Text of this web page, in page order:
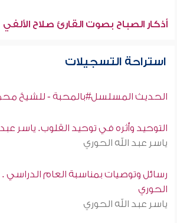
أذكار الصباح بصوت القارئ صلاح الألفي
استراحة التسجيلات
الحديث المسلسل#بالمحبة - للشيخ
التوحيد وأثره في توحيد القلوب. ياسر
ياسر عبد الله الحوري
رسائل وتوصيات بمناسبة العام الدراسي .
الحوري
ياسر عبد الله الحوري